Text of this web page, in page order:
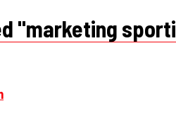
"marketing